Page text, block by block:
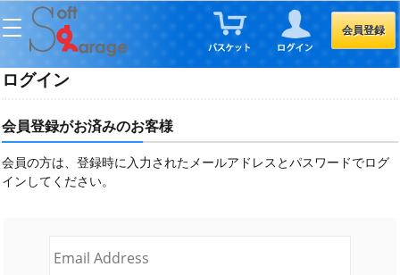
会員登録
ログイン
会員登録がお済みのお客様
会員の方は、登録時に入力されたメールアドレスとパスワードでログ
インしてください。